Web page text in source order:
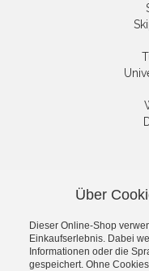
Die
Ihr
Über
Dieser Online-Shop
Einkaufserlebnis. Dabei
Informationen oder die
gespeichert. Ohne